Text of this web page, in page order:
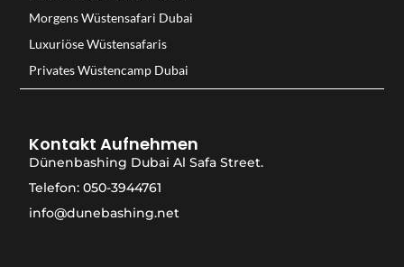
Morgens Wüstensafari Dubai
Luxuriöse Wüstensafaris
Privates Wüstencamp Dubai
Kontakt Aufnehmen
Dünenbashing Dubai Al Safa Street.
Telefon: 050-3944761
info@dunebashing.net